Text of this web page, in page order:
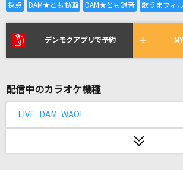
全国りれき
リアルタイムで歌われている曲
ロンサム・シーズン
[生音]TONIGHT
デンモクアプリで予約
配信中のカラオケ機種
LIVE DAM WAO!